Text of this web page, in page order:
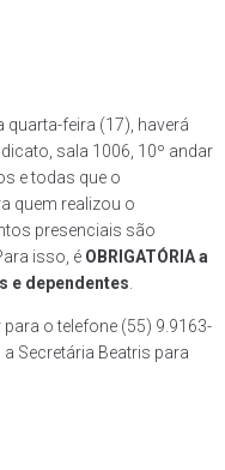
feira (17), haverá
sala 1006, 10º andar
e todas que o
quem realizou o
presenciais são
isso, é OBRIGATÓRIA a
e dependentes
o telefone (55) 9.9163-
Secretária Beatris para